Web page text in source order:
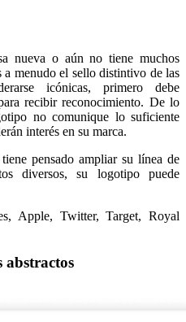
nueva o aún no tiene muchos
a menudo el sello distintivo de las
icónicas, primero debe
recibir reconocimiento. De lo
no comunique lo suficiente
interés en su marca.
pensado ampliar su línea de
diversos, su logotipo puede
Apple, Twitter, Target, Royal
abstractos